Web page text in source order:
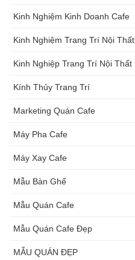
Kinh Nghiệm Kinh Doanh Cafe
Kinh Nghiệm Trang Trí Nội Thất
Kinh Nghiệp Trang Trí Nội Thất
Kính Thủy Trang Trí
Marketing Quán Cafe
Máy Pha Cafe
Máy Xay Cafe
Mẫu Bàn Ghế
Mẫu Quán Cafe
Mẫu Quán Cafe Đẹp
MẪU QUÁN ĐẸP